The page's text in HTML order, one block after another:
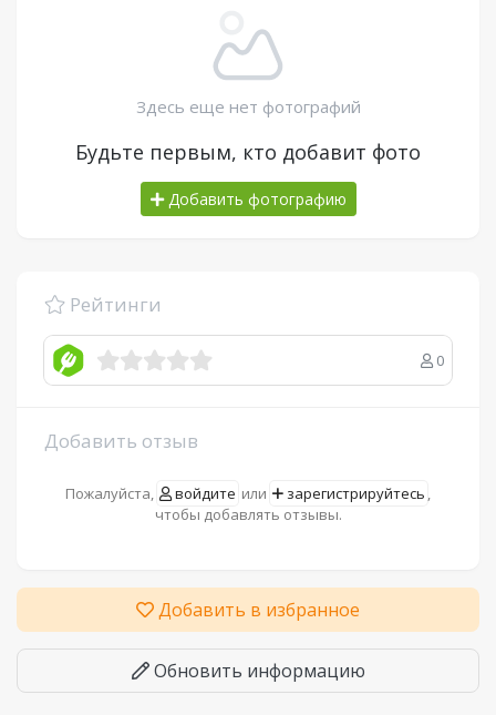
Здесь еще нет фотографий
Будьте первым, кто добавит фото
Добавить фотографию
Рейтинги
0
Добавить отзыв
Пожалуйста, войдите или зарегистрируйтесь ,
чтобы добавлять отзывы.
Добавить в избранное
Обновить информацию